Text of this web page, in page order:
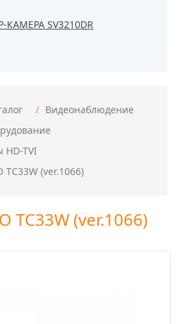
SV3210DR
Видеонаблюдение
HD-TVI
TC33W (ver.1066)
TC33W (ver.1066)